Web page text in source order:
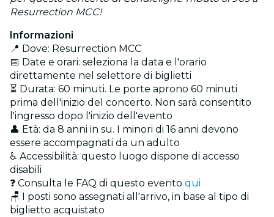
Resurrection MCC!
Informazioni
📍 Dove: Resurrection MCC
📅 Date e orari: seleziona la data e l'orario
direttamente nel selettore di biglietti
⏳ Durata: 60 minuti. Le porte aprono 60 minuti
prima dell'inizio del concerto. Non sarà consentito
l'ingresso dopo l'inizio dell'evento
👤 Età: da 8 anni in su. I minori di 16 anni devono
essere accompagnati da un adulto
♿ Accessibilità: questo luogo dispone di accesso
disabili
❓ Consulta le FAQ di questo evento qui
🪑 I posti sono assegnati all'arrivo, in base al tipo di
biglietto acquistato